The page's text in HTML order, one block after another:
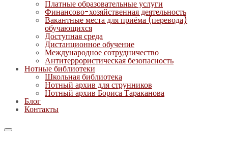
Платные образовательные услуги
Финансово-хозяйственная деятельность
Вакантные места для приёма (перевода)
обучающихся
Доступная среда
Дистанционное обучение
Международное сотрудничество
Антитеррористическая безопасность
Нотные библиотеки
Школьная библиотека
Нотный архив для струнников
Нотный архив Бориса Тараканова
Блог
Контакты